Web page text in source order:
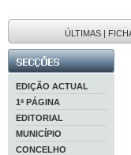
ÚLTIMAS |
EDIÇÃO ACTUAL
1ª PÁGINA
EDITORIAL
MUNICÍPIO
CONCELHO